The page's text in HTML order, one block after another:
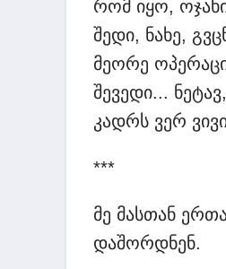
რომ იყო,
შედი, ნახე,
მეორე
შევედი...
კადრს ვერ
***
მე მასთან
დაშორდნენ.